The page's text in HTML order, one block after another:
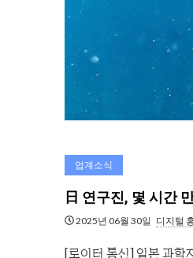
업계소식
日 연구진, 몇 시간
2025년 06월 30일 디지털
[로이터 통신] 일본 과학